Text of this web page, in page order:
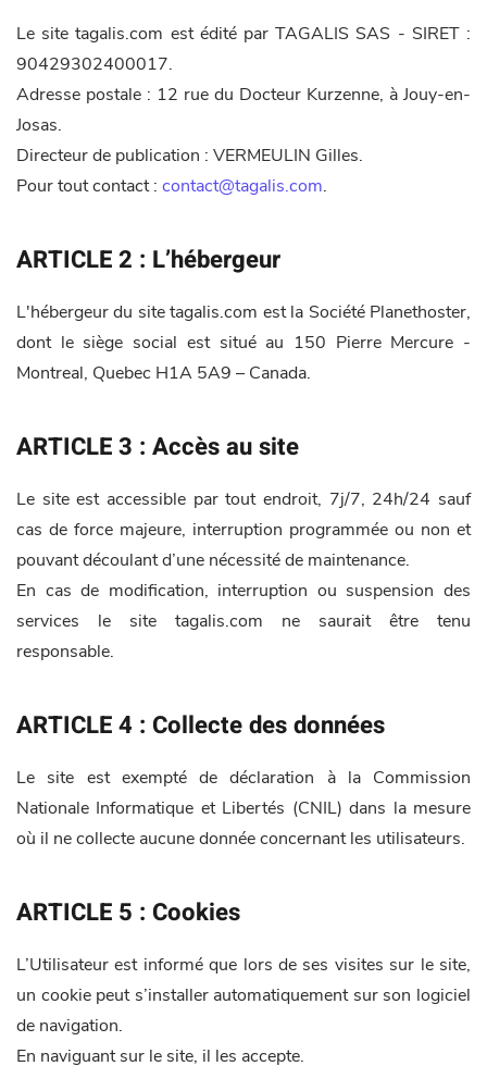
Le site tagalis.com est édité par TAGALIS SAS - SIRET :
90429302400017.
Adresse postale : 12 rue du Docteur Kurzenne, à Jouy-en-
Josas.
Directeur de publication : VERMEULIN Gilles.
Pour tout contact : contact@tagalis.com.
ARTICLE 2 : L’hébergeur
L'hébergeur du site tagalis.com est la Société Planethoster,
dont le siège social est situé au 150 Pierre Mercure -
Montreal, Quebec H1A 5A9 – Canada.
ARTICLE 3 : Accès au site
Le site est accessible par tout endroit, 7j/7, 24h/24 sauf
cas de force majeure, interruption programmée ou non et
pouvant découlant d’une nécessité de maintenance.
En cas de modification, interruption ou suspension des
services le site tagalis.com ne saurait être tenu
responsable.
ARTICLE 4 : Collecte des données
Le site est exempté de déclaration à la Commission
Nationale Informatique et Libertés (CNIL) dans la mesure
où il ne collecte aucune donnée concernant les utilisateurs.
ARTICLE 5 : Cookies
L’Utilisateur est informé que lors de ses visites sur le site,
un cookie peut s’installer automatiquement sur son logiciel
de navigation.
En naviguant sur le site, il les accepte.